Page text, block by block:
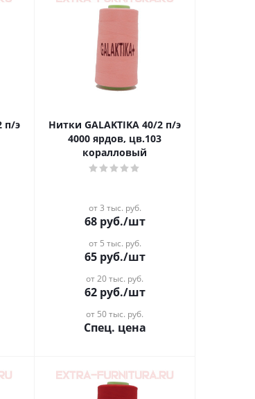
Нитки GALAKTIKA 40/2 п/э
4000 ярдов, цв.103
коралловый
от 3 тыс. руб.
68руб./шт
от 5 тыс. руб.
65руб./шт
от 20 тыс. руб.
62руб./шт
от 50 тыс. руб.
Спец. цена